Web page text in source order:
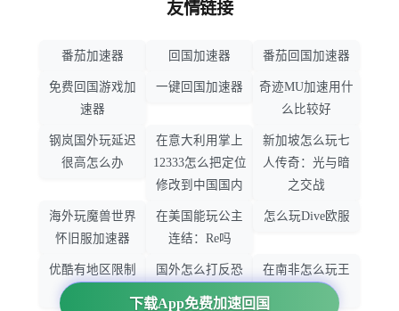
下载App免费加速回国
友情链接
番茄加速器 回国加速器 番茄回国加速器
免费回国游戏加
速器
一键回国加速器
奇迹MU加速用什
么比较好
钢岚国外玩延迟
很高怎么办
在意大利用掌上
12333怎么把定位
修改到中国国内
新加坡怎么玩七
人传奇：光与暗
之交战
海外玩魔兽世界
怀旧服加速器
在美国能玩公主
连结：Re吗
怎么玩Dive欧服
优酷有地区限制
国外怎么打反恐
精英：全球攻势
在南非怎么玩王